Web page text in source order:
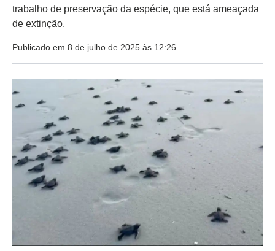
trabalho de preservação da espécie, que está ameaçada
de extinção.
Publicado em 8 de julho de 2025 às 12:26